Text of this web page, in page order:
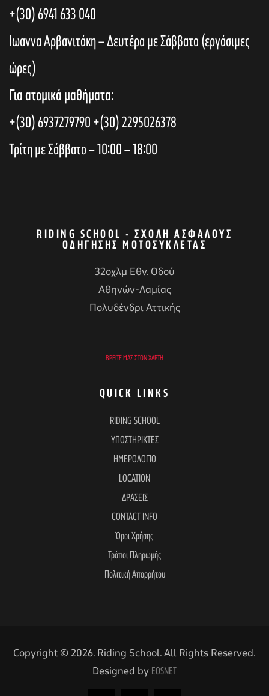
+(30) 6941 633 040
Ιωαννα Αρβανιτάκη – Δευτέρα με Σάββατο (εργάσιμες
ώρες)
Για ατομικά μαθήματα:
+(30) 6937279790+(30) 2295026378
Τρίτη με Σάββατο – 10:00 – 18:00
RIDING SCHOOL - ΣΧΟΛΉ ΑΣΦΑΛΟΎΣ
ΟΔΉΓΗΣΗΣ ΜΟΤΟΣΥΚΛΈΤΑΣ
32οχλμ Εθν. Οδού
Αθηνών-Λαμίας
Πολυδένδρι Αττικής
ΒΡΕΊΤΕ ΜΑΣ ΣΤΟΝ ΧΆΡΤΗ
QUICK LINKS
RIDING SCHOOL
ΥΠΟΣΤΗΡΙΚΤΕΣ
ΗΜΕΡΟΛΟΓΙΟ
LOCATION
ΔΡΑΣΕΙΣ
CONTACT INFO
Όροι Χρήσης
Τρόποι Πληρωμής
Πολιτική Απορρήτου
Copyright © 2026. Riding School. All Rights Reserved.
Designed by EOSNET